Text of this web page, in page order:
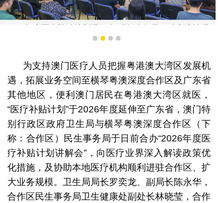
1 2 3 4
为支持澳门医疗人员把握粤港澳大湾区发展机
遇，拓展业务空间至横琴粤澳深度合作区及广东省
其他地区，便利澳门居民在粤港澳大湾区就医，
“医疗补贴计划”于2026年度延伸至广东省，澳门特
别行政区政府卫生局与横琴粤澳深度合作区（下
称：合作区）民生事务局于日前合办“2026年度医
疗补贴计划讲解会”，向医疗业界深入解读政策优
化措施，及协助本地医疗机构顺利进驻合作区、扩
大业务规模。卫生局局长罗奕龙、副局长陈永华，
合作区民生事务局卫生健康处副处长林晓莹，合作